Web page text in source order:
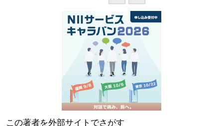
この著者を外部サイトでさがす